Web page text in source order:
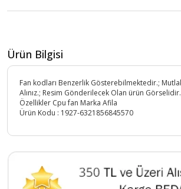
Ürün Bilgisi
Fan kodları Benzerlik Gösterebilmektedir.;
Alınız.; Resim Gönderilecek Olan ürün
Özellikler Cpu fan Marka Afila
Ürün Kodu : 1927-6321856845570